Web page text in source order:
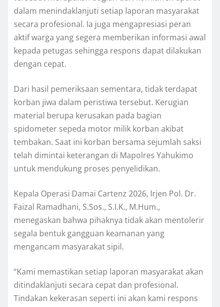
dalam menindaklanjuti setiap laporan masyarakat
secara profesional. Ia juga mengapresiasi peran
aktif warga yang segera memberikan informasi awal
kepada petugas sehingga respons dapat dilakukan
dengan cepat.
Dari hasil pemeriksaan sementara, tidak terdapat
korban jiwa dalam peristiwa tersebut. Kerugian
material berupa kerusakan pada bagian
spidometer sepeda motor milik korban akibat
tembakan. Saat ini korban bersama sejumlah saksi
telah dimintai keterangan di Mapolres Yahukimo
untuk mendukung proses penyelidikan.
Kepala Operasi Damai Cartenz 2026, Irjen Pol. Dr.
Faizal Ramadhani, S.Sos., S.I.K., M.Hum.,
menegaskan bahwa pihaknya tidak akan mentolerir
segala bentuk gangguan keamanan yang
mengancam masyarakat sipil.
“Kami memastikan setiap laporan masyarakat akan
ditindaklanjuti secara cepat dan profesional.
Tindakan kekerasan seperti ini akan kami respons